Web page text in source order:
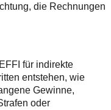
die Rechnungen
für indirekte
entstehen, wie
Gewinne,
oder